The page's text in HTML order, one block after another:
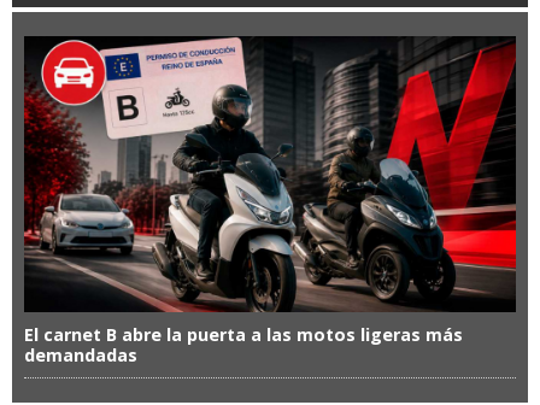
El carnet B abre la puerta a las motos ligeras más
demandadas